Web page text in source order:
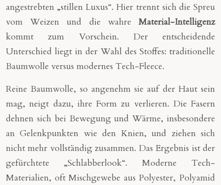
angestrebten „stillen Luxus“. Hier trennt sich die Spreu
vom Weizen und die wahreMaterial-Intelligenz
kommt zum Vorschein. Der entscheidende
Unterschied liegt in der Wahl des Stoffes: traditionelle
Baumwolle versus modernes Tech-Fleece.
Reine Baumwolle, so angenehm sie auf der Haut sein
mag, neigt dazu, ihre Form zu verlieren. Die Fasern
dehnen sich bei Bewegung und Wärme, insbesondere
an Gelenkpunkten wie den Knien, und ziehen sich
nicht mehr vollständig zusammen. Das Ergebnis ist der
gefürchtete „Schlabberlook“. Moderne Tech-
Materialien, oft Mischgewebe aus Polyester, Polyamid